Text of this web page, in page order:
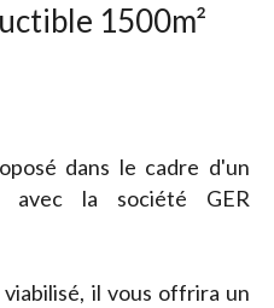
1500m²
dans le cadre d'un
avec la société GER
viabilisé, il vous offrira un